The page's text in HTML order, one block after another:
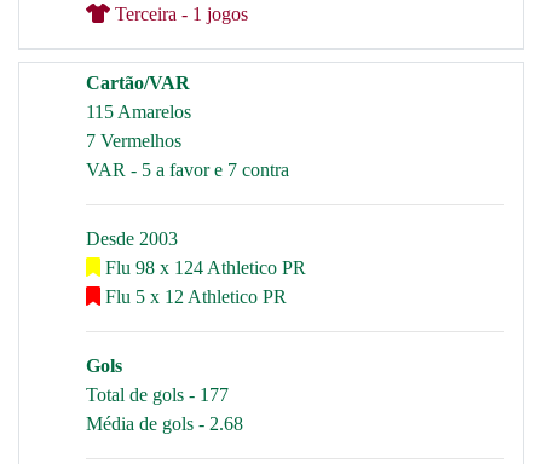
Terceira - 1 jogos
Cartão/VAR
115 Amarelos
7 Vermelhos
VAR - 5 a favor e 7 contra
Desde 2003
Flu 98 x 124 Athletico PR
Flu 5 x 12 Athletico PR
Gols
Total de gols - 177
Média de gols - 2.68